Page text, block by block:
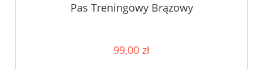
Pas Treningowy Brązowy
99,00 zł